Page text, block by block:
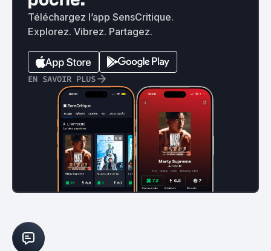
Téléchargez l’app SensCritique.
Explorez. Vibrez. Partagez.
EN SAVOIR PLUS